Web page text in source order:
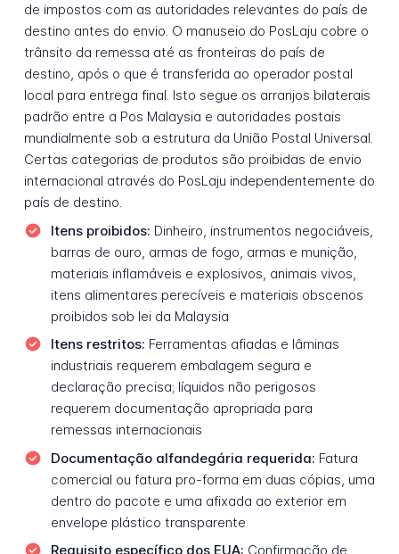
de impostos com as autoridades relevantes do país de
destino antes do envio. O manuseio do PosLaju cobre o
trânsito da remessa até as fronteiras do país de
destino, após o que é transferida ao operador postal
local para entrega final. Isto segue os arranjos bilaterais
padrão entre a Pos Malaysia e autoridades postais
mundialmente sob a estrutura da União Postal Universal.
Certas categorias de produtos são proibidas de envio
internacional através do PosLaju independentemente do
país de destino.
Itens proibidos: Dinheiro, instrumentos negociáveis,
barras de ouro, armas de fogo, armas e munição,
materiais inflamáveis e explosivos, animais vivos,
itens alimentares perecíveis e materiais obscenos
proibidos sob lei da Malaysia
Itens restritos: Ferramentas afiadas e lâminas
industriais requerem embalagem segura e
declaração precisa; líquidos não perigosos
requerem documentação apropriada para
remessas internacionais
Documentação alfandegária requerida: Fatura
comercial ou fatura pro-forma em duas cópias, uma
dentro do pacote e uma afixada ao exterior em
envelope plástico transparente
Requisito específico dos EUA: Confirmação de